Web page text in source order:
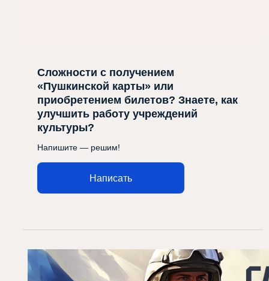
Сложности с получением
«Пушкинской карты» или
приобретением билетов? Знаете, как
улучшить работу учреждений
культуры?
Напишите — решим!
Написать